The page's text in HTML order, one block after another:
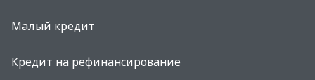
Малый кредит
Кредит на рефинансированиe